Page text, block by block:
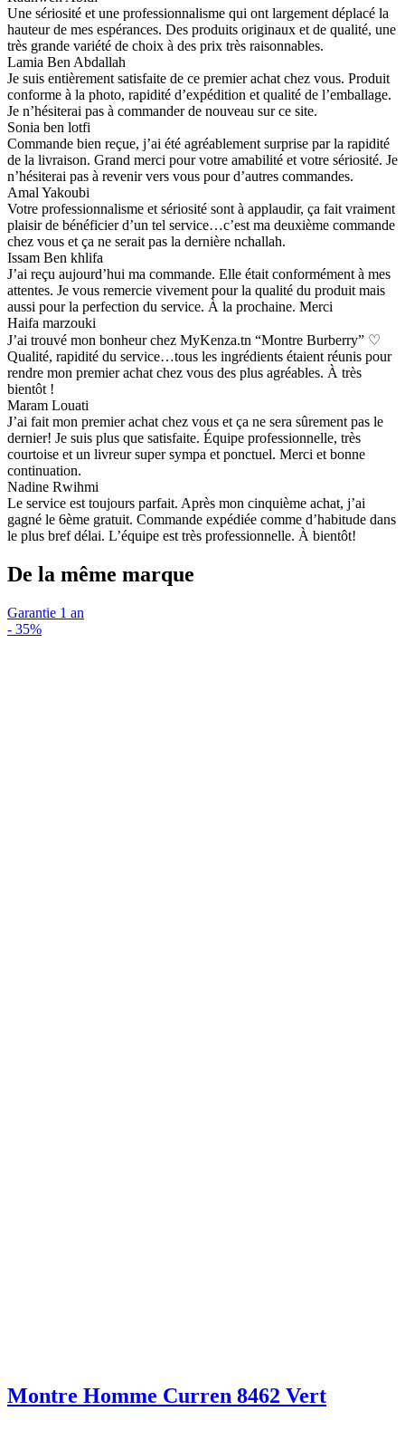
Une sériosité et une professionnalisme qui ont largement déplacé la
hauteur de mes espérances. Des produits originaux et de qualité, une
très grande variété de choix à des prix très raisonnables.
Lamia Ben Abdallah
Je suis entièrement satisfaite de ce premier achat chez vous. Produit
conforme à la photo, rapidité d’expédition et qualité de l’emballage.
Je n’hésiterai pas à commander de nouveau sur ce site.
Sonia ben lotfi
Commande bien reçue, j’ai été agréablement surprise par la rapidité
de la livraison. Grand merci pour votre amabilité et votre sériosité. Je
n’hésiterai pas à revenir vers vous pour d’autres commandes.
Amal Yakoubi
Votre professionnalisme et sériosité sont à applaudir, ça fait vraiment
plaisir de bénéficier d’un tel service…c’est ma deuxième commande
chez vous et ça ne serait pas la dernière nchallah.
Issam Ben khlifa
J’ai reçu aujourd’hui ma commande. Elle était conformément à mes
attentes. Je vous remercie vivement pour la qualité du produit mais
aussi pour la perfection du service. À la prochaine. Merci
Haifa marzouki
J’ai trouvé mon bonheur chez MyKenza.tn “Montre Burberry” ♡
Qualité, rapidité du service…tous les ingrédients étaient réunis pour
rendre mon premier achat chez vous des plus agréables. À très
bientôt !
Maram Louati
J’ai fait mon premier achat chez vous et ça ne sera sûrement pas le
dernier! Je suis plus que satisfaite. Équipe professionnelle, très
courtoise et un livreur super sympa et ponctuel. Merci et bonne
continuation.
Nadine Rwihmi
Le service est toujours parfait. Après mon cinquième achat, j’ai
gagné le 6ème gratuit. Commande expédiée comme d’habitude dans
le plus bref délai. L’équipe est très professionnelle. À bientôt!
De la même marque
Garantie 1 an
- 35%
Montre Homme Curren 8462 Vert